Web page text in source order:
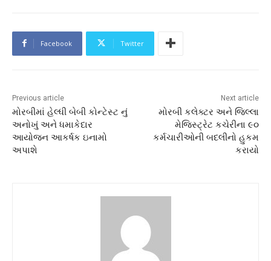
Facebook Twitter
Previous article
મોરબીમાં હેલ્ધી બેબી કોન્ટેસ્ટ નું
અનોખું અને ધમાકેદાર
આયોજન આકર્ષક ઇનામો
અપાશે
Next article
મોરબી કલેક્ટર અને જિલ્લા
મેજિસ્ટ્રેટ કચેરીના ૯૦
કર્મચારીઓની બદલીનો હુકમ
કરાયો